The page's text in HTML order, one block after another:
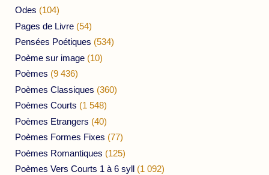
Odes (104)
Pages de Livre (54)
Pensées Poétiques (534)
Poème sur image (10)
Poèmes (9 436)
Poèmes Classiques (360)
Poèmes Courts (1 548)
Poèmes Etrangers (40)
Poèmes Formes Fixes (77)
Poèmes Romantiques (125)
Poèmes Vers Courts 1 à 6 syll (1 092)